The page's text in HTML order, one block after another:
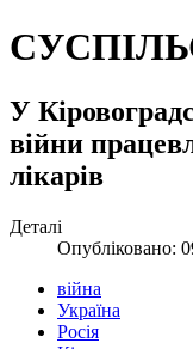
У
війни
лікарів
Деталі
Опубліковано:
війна
Україна
Росія